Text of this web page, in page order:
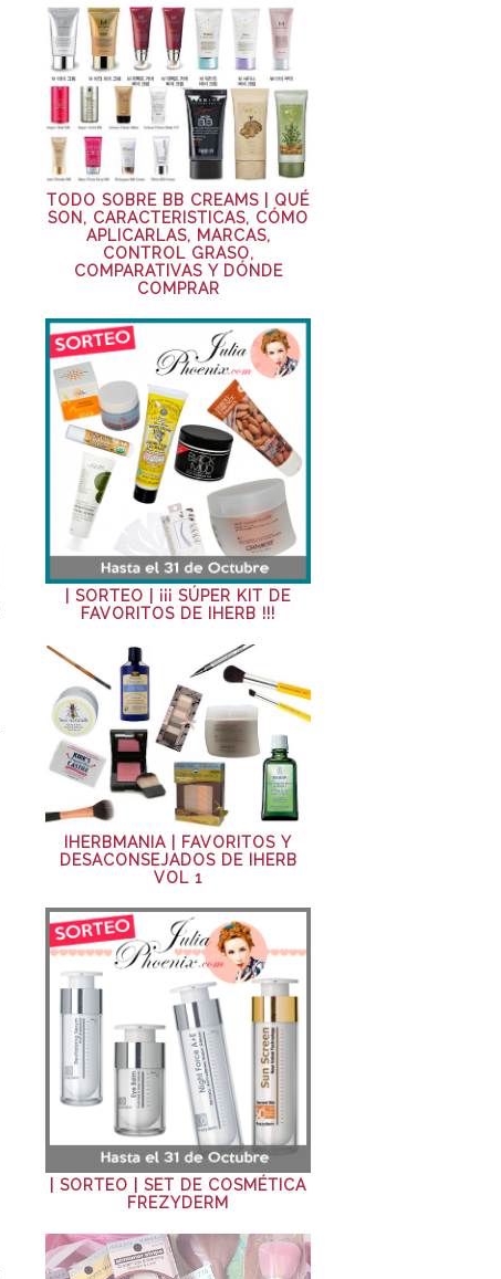
TODO SOBRE BB CREAMS | QUÉ
SON, CARACTERISTICAS, CÓMO
APLICARLAS, MARCAS,
CONTROL GRASO,
COMPARATIVAS Y DÓNDE
COMPRAR
| SORTEO | ¡¡¡ SÚPER KIT DE
FAVORITOS DE IHERB !!!
IHERBMANIA | FAVORITOS Y
DESACONSEJADOS DE IHERB
VOL 1
| SORTEO | SET DE COSMÉTICA
FREZYDERM